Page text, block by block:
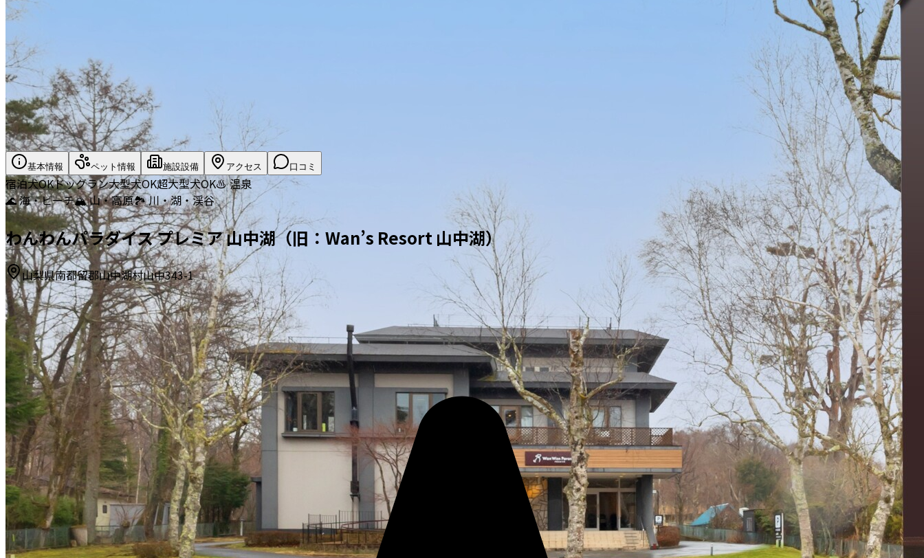
基本情報 ペット情報 施設設備 アクセス 口コミ
宿泊犬OKドッグラン大型犬OK超大型犬OK♨️ 温泉
🌊 海・ビーチ🏔️ 山・高原🏞️ 川・湖・渓谷
わんわんパラダイス プレミア 山中湖（旧：Wan’s Resort 山中湖）
山梨県南都留郡山中湖村山中343-1